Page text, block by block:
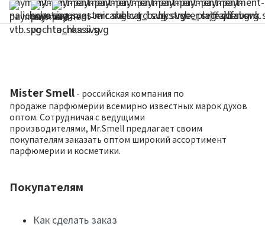
Mister Smell - российская компания по
продаже парфюмерии всемирно известных марок духов
оптом. Сотрудничая с ведущими
производителями, Mr.Smell предлагает своим
покупателям заказать оптом широкий ассортимент
парфюмерии и косметики.
Покупателям
Как сделать заказ